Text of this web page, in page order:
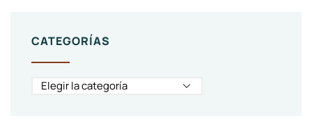
CATEGORÍAS